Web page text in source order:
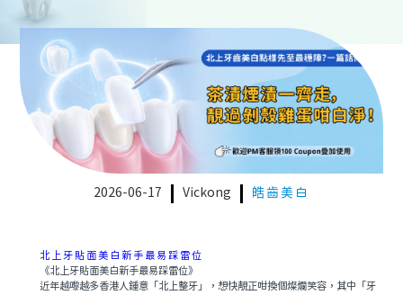
2026-06-17 Vickong 皓齒美白
北上牙貼面美白新手最易踩雷位
《北上牙貼面美白新手最易踩雷位》
近年越嚟越多香港人鍾意「北上整牙」，想快靚正咁換個燦爛笑容，其中「牙